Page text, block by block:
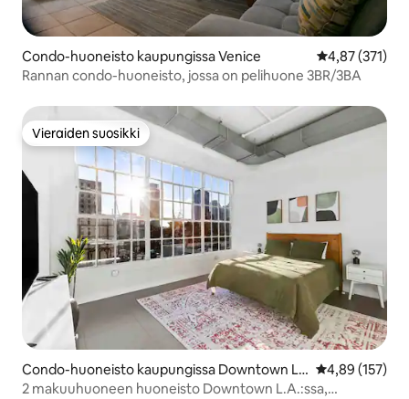
Condo-huoneisto kaupungissa Venice
4,87 (371)
Rannan condo-huoneisto, jossa on pelihuone 3BR/3BA
Vieraiden suosikki
Vieraiden suosikki
Condo-huoneisto kaupungissa Downtown Lo
s Angeles
4,89 (157)
2 makuuhuoneen huoneisto Downtown L.A.:ssa,